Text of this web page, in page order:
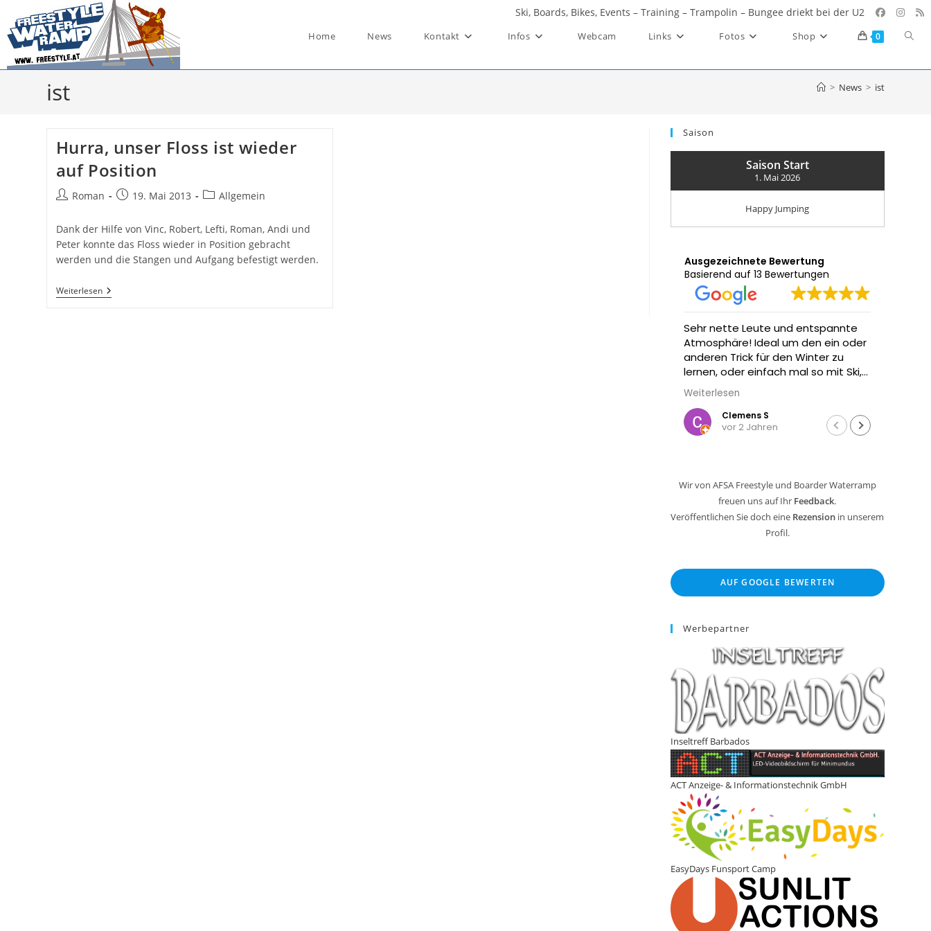
Inhalt
springen
Ski, Boards, Bikes, Events – Training – Trampolin – Bungee driekt bei der U2
Home News Kontakt Infos Webcam Links Fotos Shop 0
ist > News > ist
Hurra, unser Floss ist wieder
auf Position
Beitrags-
Roman
Beitrag19. Mai 2013
Beitrags-
Allgemein
Dank der Hilfe von Vinc, Robert, Lefti, Roman, Andi und
Peter konnte das Floss wieder in Position gebracht
werden und die Stangen und Aufgang befestigt werden.
WeiterlesenHurra,
Unser
Saison
Saison Start
1. Mai 2026
Happy Jumping
Ausgezeichnete Bewertung
Basierend auf 13 Bewertungen
Sehr nette Leute und entspannte
Atmosphäre! Ideal um den ein oder
anderen Trick für den Winter zu
lernen, oder einfach mal so mit Ski,
Snowboard oder Bob über eine
Schanze zu springen. Und wenn
man nicht nass werden will -
einfach aufs Trampolin gehen oder
Macht ordentlich Spaß:
in die Donau.
Ein Reisender
vor 3 Jahren
Wir von AFSA Freestyle und Boarder Waterramp
freuen uns auf Ihr Feedback.
Veröffentlichen Sie doch eine Rezension in unserem
Profil.
AUF GOOGLE BEWERTEN
Werbepartner
Inseltreff Barbados
ACT Anzeige- & Informationstechnik GmbH
EasyDays Funsport Camp